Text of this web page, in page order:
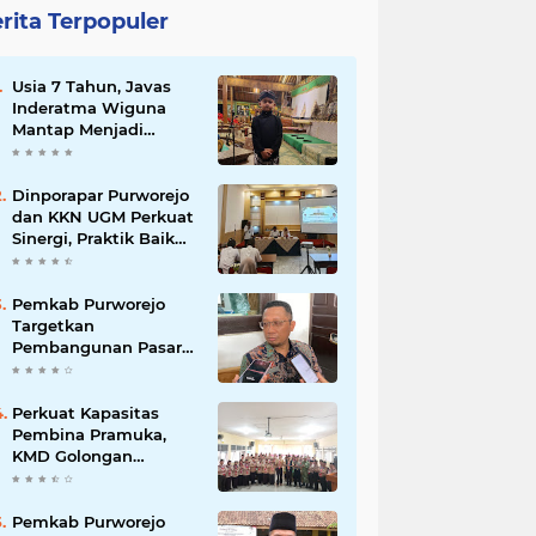
Terpopuler
Usia 7 Tahun, Javas
Inderatma Wiguna
Mantap Menjadi
Dalang Cilik, Sang
Menonton Wayang di
YouTube
Dinporapar Purworejo
dan KKN UGM Perkuat
Sinergi, Praktik Baik
Kecamatan Berdaya
Pemkab Purworejo
Targetkan
Pembangunan Pasar
Kutoarjo Dimulai 2027,
Kelayakan hingga
DED
Perkuat Kapasitas
Pembina Pramuka,
KMD Golongan
Penggalang Pituruh
Pemkab Purworejo